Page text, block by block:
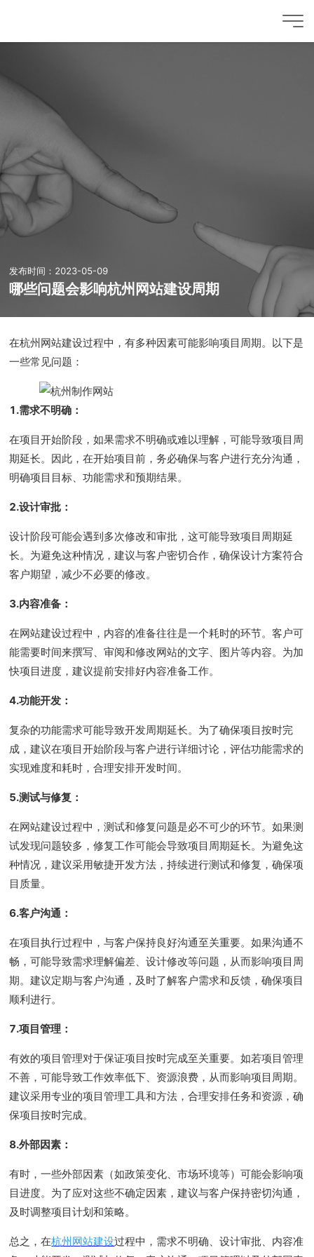
发布时间：2023-05-09
哪些问题会影响杭州网站建设周期
在杭州网站建设过程中，有多种因素可能影响项目周期。以下是
一些常见问题：
1.需求不明确：
在项目开始阶段，如果需求不明确或难以理解，可能导致项目周
期延长。因此，在开始项目前，务必确保与客户进行充分沟通，
明确项目目标、功能需求和预期结果。
2.设计审批：
设计阶段可能会遇到多次修改和审批，这可能导致项目周期延
长。为避免这种情况，建议与客户密切合作，确保设计方案符合
客户期望，减少不必要的修改。
3.内容准备：
在网站建设过程中，内容的准备往往是一个耗时的环节。客户可
能需要时间来撰写、审阅和修改网站的文字、图片等内容。为加
快项目进度，建议提前安排好内容准备工作。
4.功能开发：
复杂的功能需求可能导致开发周期延长。为了确保项目按时完
成，建议在项目开始阶段与客户进行详细讨论，评估功能需求的
实现难度和耗时，合理安排开发时间。
5.测试与修复：
在网站建设过程中，测试和修复问题是必不可少的环节。如果测
试发现问题较多，修复工作可能会导致项目周期延长。为避免这
种情况，建议采用敏捷开发方法，持续进行测试和修复，确保项
目质量。
6.客户沟通：
在项目执行过程中，与客户保持良好沟通至关重要。如果沟通不
畅，可能导致需求理解偏差、设计修改等问题，从而影响项目周
期。建议定期与客户沟通，及时了解客户需求和反馈，确保项目
顺利进行。
7.项目管理：
有效的项目管理对于保证项目按时完成至关重要。如若项目管理
不善，可能导致工作效率低下、资源浪费，从而影响项目周期。
建议采用专业的项目管理工具和方法，合理安排任务和资源，确
保项目按时完成。
8.外部因素：
有时，一些外部因素（如政策变化、市场环境等）可能会影响项
目进度。为了应对这些不确定因素，建议与客户保持密切沟通，
及时调整项目计划和策略。
总之，在杭州网站建设过程中，需求不明确、设计审批、内容准